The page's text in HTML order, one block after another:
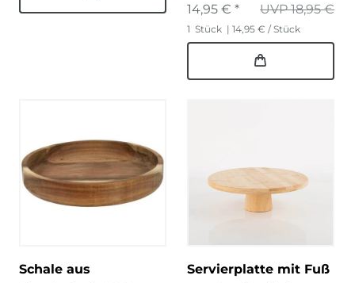
UVP 18,95 €
14,95 € *
1 Stück | 14,95 € / Stück
Schale aus
Servierplatte mit Fuß